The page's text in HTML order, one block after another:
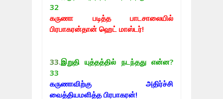
32
கருணா படித்த பாடசாலையில்
பிரபாகரன்தான் ஹெட் மாஸ்டர்!
33.இறுதி யுத்தத்தில் நடந்தது என்ன?
33
கருணாவிற்கு அதிர்ச்சி
வைத்தியமளித்த பிரபாகரன்!